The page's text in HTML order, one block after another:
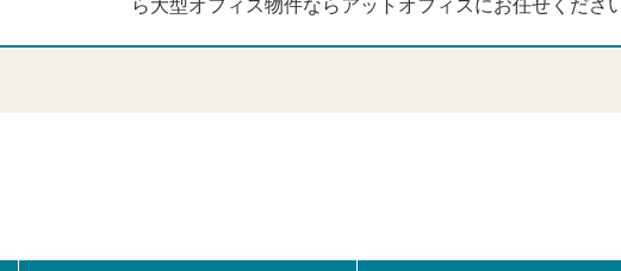
ら大型オフィス物件ならアットオフィスにお任せください